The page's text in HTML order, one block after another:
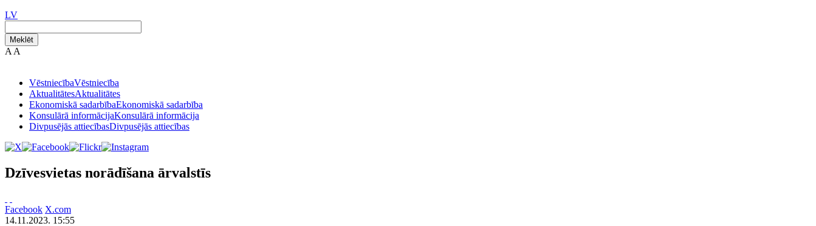
LV
Meklēt
A A
VēstniecībaVēstniecība
AktualitātesAktualitātes
Ekonomiskā sadarbībaEkonomiskā sadarbība
Konsulārā informācijaKonsulārā informācija
Divpusējās attiecībasDivpusējās attiecības
Dzīvesvietas norādīšana ārvalstīs
Facebook X.com
14.11.2023. 15:55